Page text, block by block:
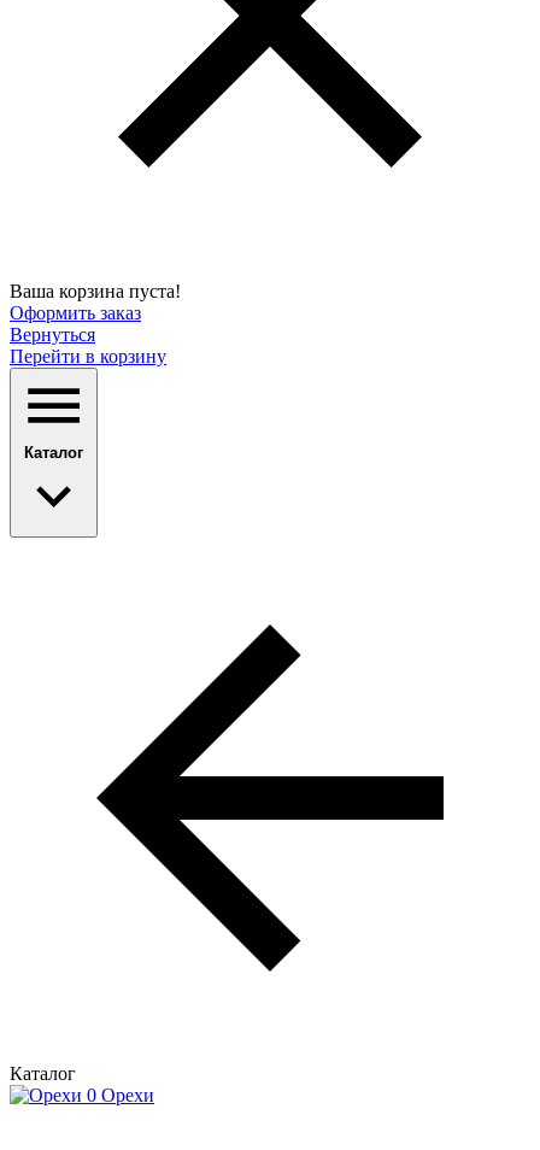
Ваша корзина пуста!
Оформить заказ
Вернуться
Перейти в корзину
Каталог
Каталог
Орехи